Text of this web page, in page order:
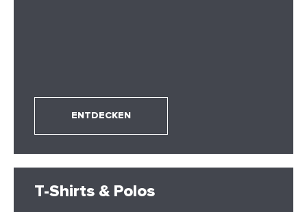
ENTDECKEN
T-Shirts & Polos